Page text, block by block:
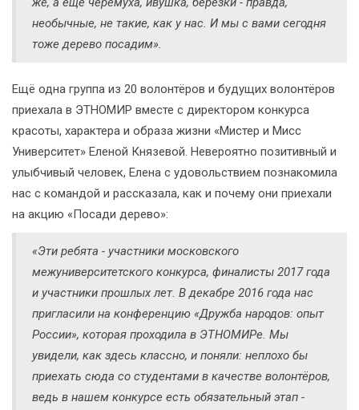
необычные, не такие, как у нас. И мы с вами сегодня
тоже дерево посадим».
Ещё одна группа из 20 волонтёров и будущих волонтёров
приехала в ЭТНОМИР вместе с директором конкурса
красоты, характера и образа жизни «Мистер и Мисс
Университет» Еленой Князевой. Невероятно позитивный и
улыбчивый человек, Елена с удовольствием познакомила
нас с командой и рассказала, как и почему они приехали
на акцию «Посади дерево»:
«Эти ребята - участники московского
межуниверситетского конкурса, финалисты 2017 года
и участники прошлых лет. В декабре 2016 года нас
пригласили на конференцию «Дружба народов: опыт
России», которая проходила в ЭТНОМИРе. Мы
увидели, как здесь классно, и поняли: неплохо бы
приехать сюда со студентами в качестве волонтёров,
ведь в нашем конкурсе есть обязательный этап -